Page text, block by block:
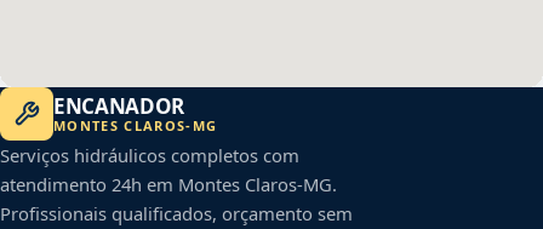
ENCANADOR
MONTES CLAROS- MG
Serviços hidráulicos completos com
atendimento 24h em Montes Claros-MG.
Profissionais qualificados, orçamento sem